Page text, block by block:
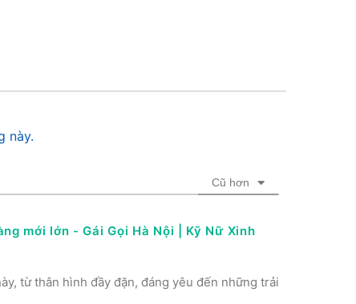
này.
Cũ hơn
mới lớn - Gái Gọi Hà Nội | Kỹ Nữ Xinh
từ thân hình đầy đặn, đáng yêu đến những trải